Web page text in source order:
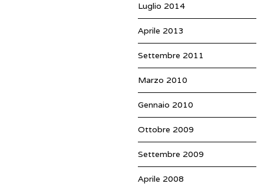
Luglio 2014
Aprile 2013
Settembre 2011
Marzo 2010
Gennaio 2010
Ottobre 2009
Settembre 2009
Aprile 2008